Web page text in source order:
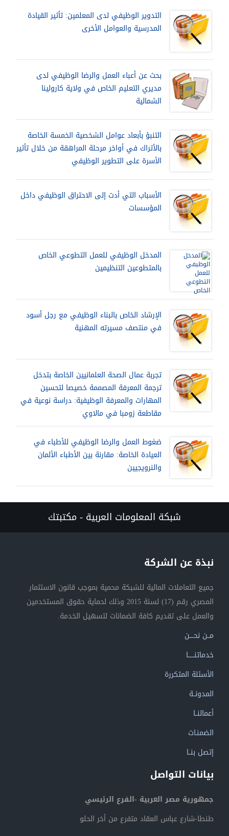
التدوير الوظيفي لدى المعلمين: تأثير القيادة
المدرسية والعوامل الأخرى
بحث عن أعباء العمل والرضا الوظيفي لدى
مديري التعليم الخاص في ولاية كارولينا
الشمالية
التنبؤ بأبعاد عوامل الشخصية الخمسة الخاصة
بالأتراك في أواخر مرحلة المراهقة من خلال تأثير
الأسرة على التطوير الوظيفي
الأسباب التي أدت إلى الاحتراق الوظيفي داخل
المؤسسات
المدخل الوظيفي للعمل التطوعي الخاص
بالمتطوعين التنظيمين
الإرشاد الخاص بالبناء الوظيفي مع رجل أسود
في منتصف مسيرته المهنية
تجربة عمال الصحة العلمانيين الخاصة بتدخل
ترجمة المعرفة المصممة خصيصا لتحسين
المهارات والمعرفة الوظيفية: دراسة نوعية في
مقاطعة زومبا في مالاوي
ضغوط العمل والرضا الوظيفي للأطباء في
العيادة الخاصة: مقارنة بين الأطباء الألمان
والنرويجيين
شبكة المعلومات العربية - مكتبتك
نبذة عن الشركة
جميع التعاملات المالية للشبكة محمية بموجب قانون الاستثمار
المصري رقم (17) لسنة 2015 وذلك لحماية حقوق المستخدمين
والعمل على تقديم كافة الضمانات لتسهيل الخدمة.
مــن نحــــن
خدماتنــــــا
الأسئلة المتكررة
المدونــة
أعمالنــا
الضمنـات
إتصل بنــا
بيانات التواصل
جمهورية مصر العربية -الفرع الرئيسي
طنطا-شارع عباس العقاد متفرع من أخر الحلو